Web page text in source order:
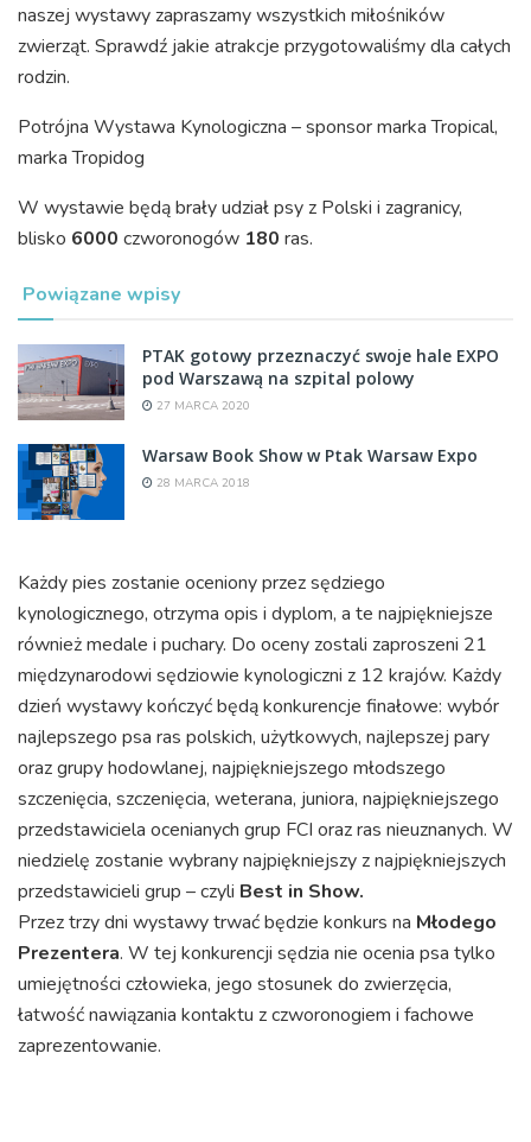
naszej wystawy zapraszamy wszystkich miłośników
zwierząt. Sprawdź jakie atrakcje przygotowaliśmy dla całych
rodzin.
Potrójna Wystawa Kynologiczna – sponsor marka Tropical,
marka Tropidog
W wystawie będą brały udział psy z Polski i zagranicy,
blisko 6000 czworonogów 180 ras.
Powiązane wpisy
PTAK gotowy przeznaczyć swoje hale EXPO
pod Warszawą na szpital polowy
27 MARCA 2020
Warsaw Book Show w Ptak Warsaw Expo
28 MARCA 2018
Każdy pies zostanie oceniony przez sędziego
kynologicznego, otrzyma opis i dyplom, a te najpiękniejsze
również medale i puchary. Do oceny zostali zaproszeni 21
międzynarodowi sędziowie kynologiczni z 12 krajów. Każdy
dzień wystawy kończyć będą konkurencje finałowe: wybór
najlepszego psa ras polskich, użytkowych, najlepszej pary
oraz grupy hodowlanej, najpiękniejszego młodszego
szczenięcia, szczenięcia, weterana, juniora, najpiękniejszego
przedstawiciela ocenianych grup FCI oraz ras nieuznanych. W
niedzielę zostanie wybrany najpiękniejszy z najpiękniejszych
przedstawicieli grup – czyli Best in Show.
Przez trzy dni wystawy trwać będzie konkurs na Młodego
Prezentera. W tej konkurencji sędzia nie ocenia psa tylko
umiejętności człowieka, jego stosunek do zwierzęcia,
łatwość nawiązania kontaktu z czworonogiem i fachowe
zaprezentowanie.